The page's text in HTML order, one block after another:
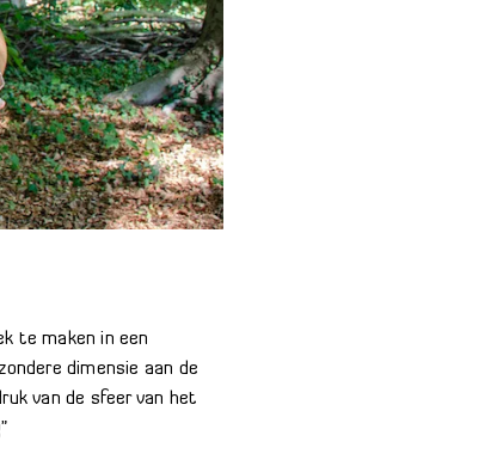
te maken in een
dimensie aan de
van de sfeer van het